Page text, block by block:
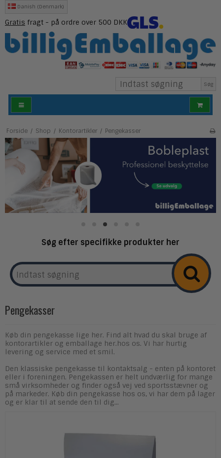
Danish (Denmark)
Gratis fragt - på ordre over 500 DKK
Søg
Forside / Shop / Kontorartikler / Pengekasser
Søg efter specifikke produkter her
Pengekasser
Køb din pengekasse lige her. Find alt hvad du skal bruge af
kontorartikler og emballage her.hos os. Vi har hurtig
levering og service med et smil.
Den klassiske pengekasse til kontaktsalg - enten på kontoret
eller i foreningen. Pengekassen er helt undværlig for mange
små virksomheder og finder også vej ved sportsstævner og
på markeder. Køb din pengekasse hos os, vi har dem på lager
og er klar til at sende den til dig...